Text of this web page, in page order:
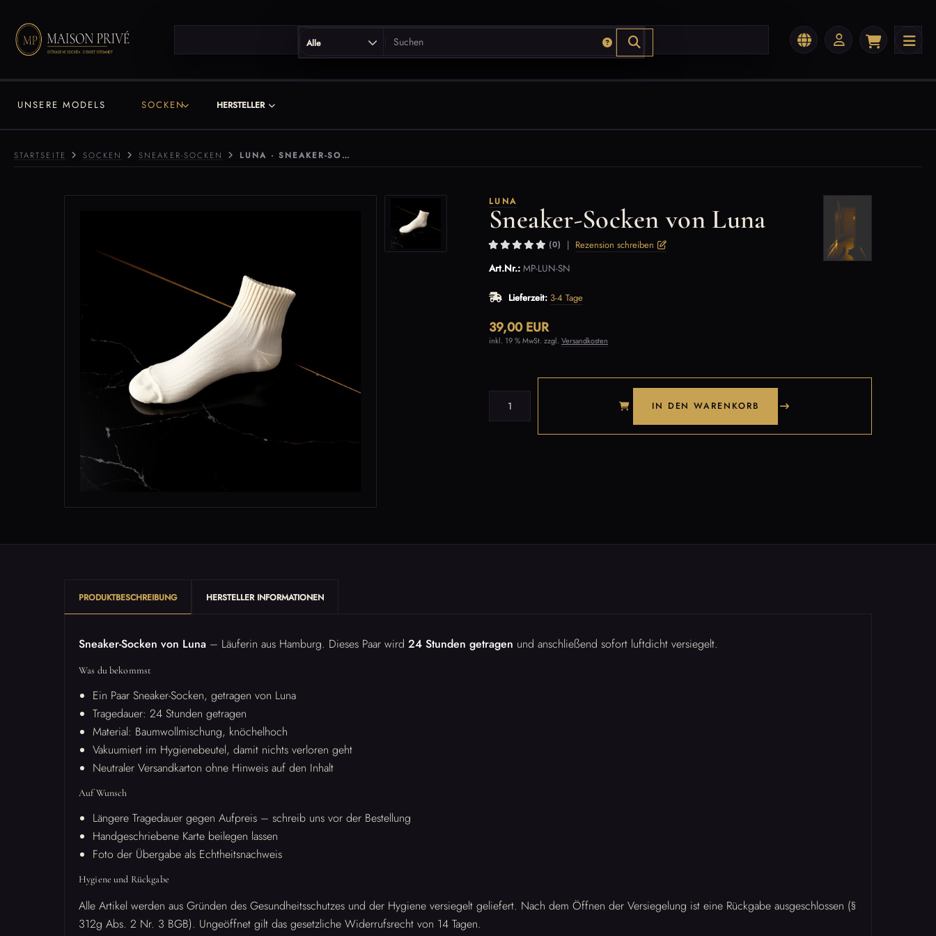
Alle
UNSERE MODELS SOCKEN HERSTELLER
STARTSEITE SOCKEN SNEAKER-SOCKEN LUNA · SNEAKER-SOCKEN
LUNA
Sneaker-Socken von Luna
(0) | Rezension schreiben
Art.Nr.: MP-LUN-SN
Lieferzeit: 3-4 Tage
39,00 EUR
inkl. 19 % MwSt. zzgl. Versandkosten
IN DEN WARENKORB
PRODUKTBESCHREIBUNG HERSTELLER INFORMATIONEN
Sneaker-Socken von Luna – Läuferin aus Hamburg. Dieses Paar wird 24 Stunden getragen und anschließend sofort luftdicht versiegelt.
Was du bekommst
Ein Paar Sneaker-Socken, getragen von Luna
Tragedauer: 24 Stunden getragen
Material: Baumwollmischung, knöchelhoch
Vakuumiert im Hygienebeutel, damit nichts verloren geht
Neutraler Versandkarton ohne Hinweis auf den Inhalt
Auf Wunsch
Längere Tragedauer gegen Aufpreis – schreib uns vor der Bestellung
Handgeschriebene Karte beilegen lassen
Foto der Übergabe als Echtheitsnachweis
Hygiene und Rückgabe
Alle Artikel werden aus Gründen des Gesundheitsschutzes und der Hygiene versiegelt geliefert. Nach dem Öffnen der Versiegelung ist eine Rückgabe ausgeschlossen (§
312g Abs. 2 Nr. 3 BGB). Ungeöffnet gilt das gesetzliche Widerrufsrecht von 14 Tagen.